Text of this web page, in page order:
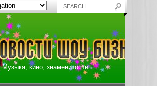
Музыка, кино, знаменитости